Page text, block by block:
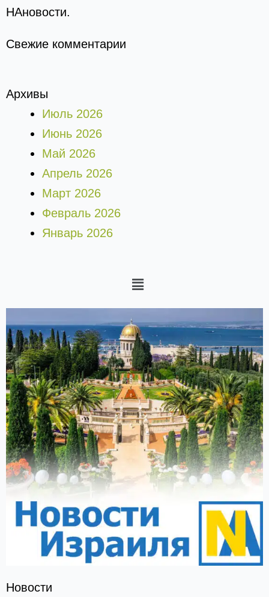
НАновости.
Свежие комментарии
Архивы
Июль 2026
Июнь 2026
Май 2026
Апрель 2026
Март 2026
Февраль 2026
Январь 2026
Меню
Новости